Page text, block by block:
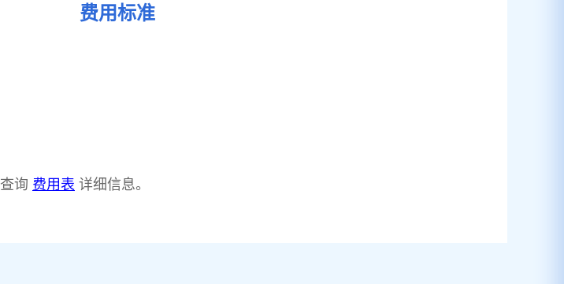
费用标准
查询 费用表 详细信息。